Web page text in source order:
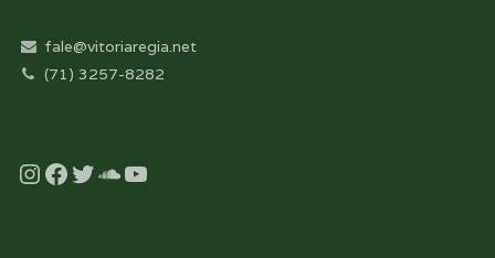
fale@vitoriaregia.net
(71) 3257-8282
Instagram
Facebook
Twitter
Soundcloud
YouTube